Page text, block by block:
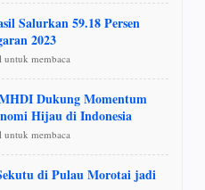
Salurkan 59.18 Persen
2023
membaca
Dukung Momentum
Hijau di Indonesia
membaca
di Pulau Morotai jadi